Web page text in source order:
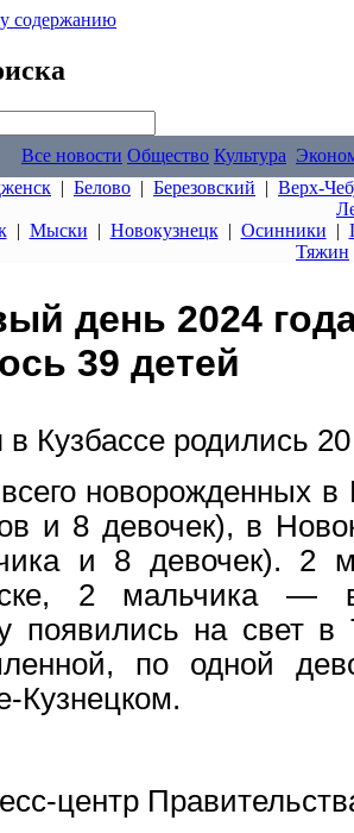
содержанию
Все новости Общество Культура
| Белово | Березовский | Верх-
| Мыски | Новокузнецк| Осинники |
Тяжин
день 2024
39 детей
в Кузбассе родились
новорожденных
и 8 девочек), в
и 8 девочек). 2
2 мальчика —
появились на свет
по одной
Кузнецком.
центр